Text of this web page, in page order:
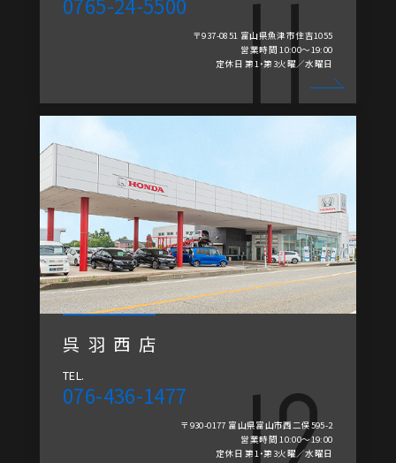
〒937-0851 富山県魚津市住吉1055
営業時間 10:00～19:00
定休日 第1・第3火曜／水曜日
呉羽西店
TEL.
076-436-1477
〒930-0177 富山県富山市西二俣595-2
営業時間 10:00～19:00
定休日 第1・第3火曜／水曜日